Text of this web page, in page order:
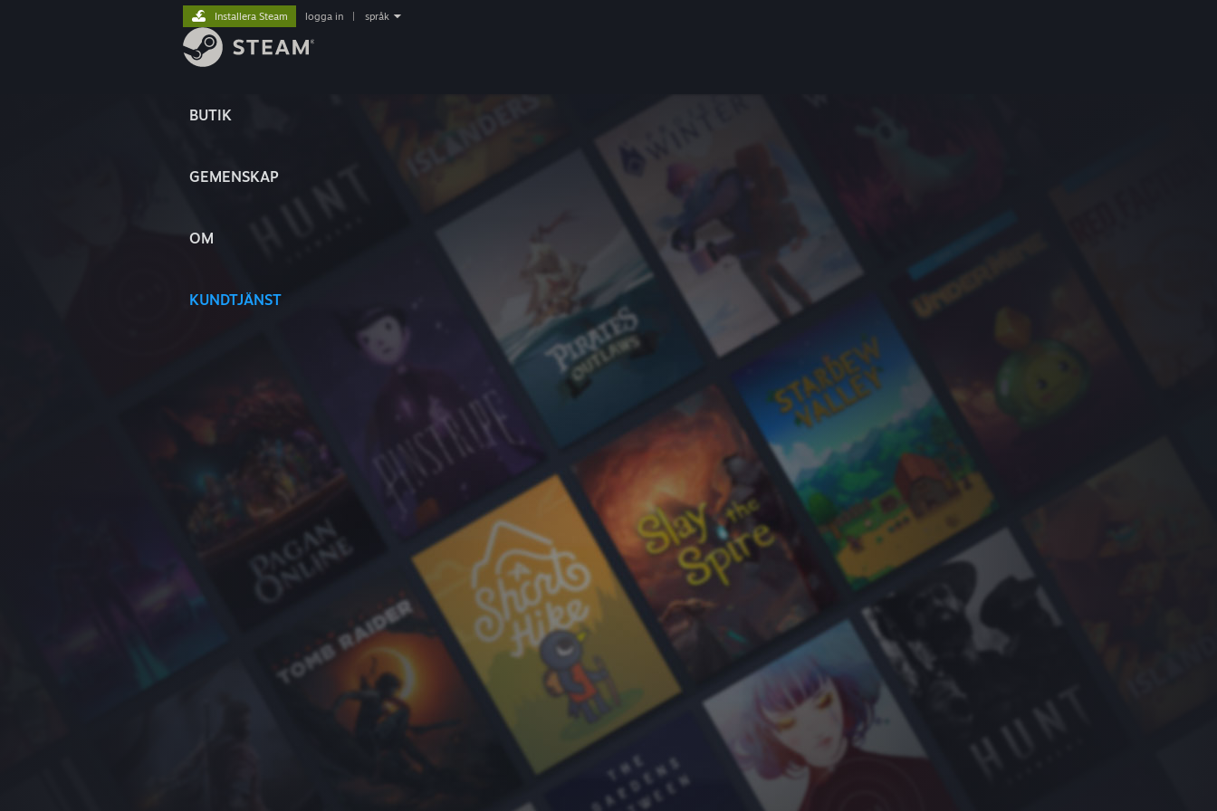
BUTIK
GEMENSKAP
OM
KUNDTJÄNST
Installera Steam logga in språk